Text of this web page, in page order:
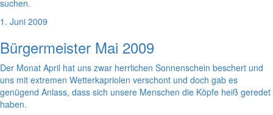
suchen.
1. Juni 2009
Bürgermeister Mai 2009
Der Monat April hat uns zwar herrlichen Sonnenschein beschert und
uns mit extremen Wetterkapriolen verschont und doch gab es
genügend Anlass, dass sich unsere Menschen die Köpfe heiß geredet
haben.